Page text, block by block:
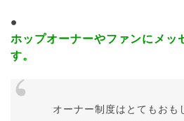
ホップオーナーやファンにメッ
す。
オーナー制度はとてもおも